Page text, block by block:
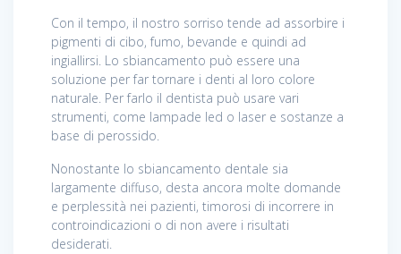
Con il tempo, il nostro sorriso tende ad assorbire i
pigmenti di cibo, fumo, bevande e quindi ad
ingiallirsi. Lo sbiancamento può essere una
soluzione per far tornare i denti al loro colore
naturale. Per farlo il dentista può usare vari
strumenti, come lampade led o laser e sostanze a
base di perossido.
Nonostante lo sbiancamento dentale sia
largamente diffuso, desta ancora molte domande
e perplessità nei pazienti, timorosi di incorrere in
controindicazioni o di non avere i risultati
desiderati.